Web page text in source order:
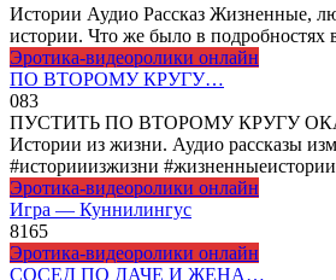
Истории Аудио Рассказ Жизненные,
истории. Что же было в подробностях
Эротика-видеоролики онлайн
ПО ВТОРОМУ КРУГУ…
083
ПУСТИТЬ ПО ВТОРОМУ КРУГУ
Истории из жизни. Аудио рассказы
#историиизжизни
Эротика-видеоролики онлайн
Игра — Куннилингус
8165
Эротика-видеоролики онлайн
СОСЕД ПО ДАЧЕ И ЖЕНА…